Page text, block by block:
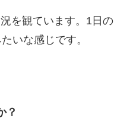
を観ています。1日の
いな感じです。
？